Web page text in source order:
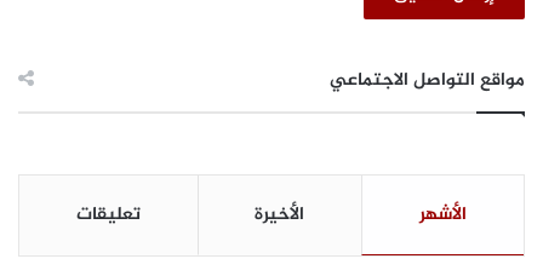
ذ
ة
د
ي
2
2
مواقع التواصل الاجتماعي
الأشهر الأخيرة تعليقات